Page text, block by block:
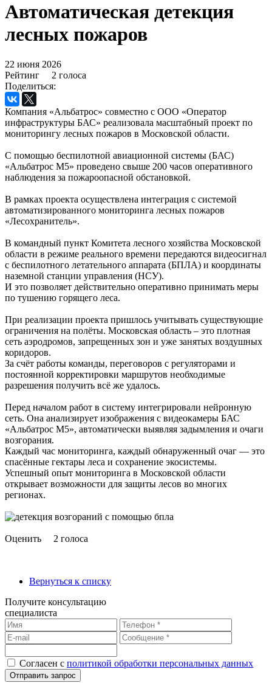
Автоматическая детекция
лесных пожаров
22 июня 2026
Рейтинг
2 голоса
Поделиться:
Компания «Альбатрос» совместно с ООО «Оператор
инфраструктуры БАС» реализовала масштабный проект по
мониторингу лесных пожаров в Московской области.
С помощью беспилотной авиационной системы (БАС)
«Альбатрос М5» проведено свыше 200 часов оперативного
наблюдения за пожароопасной обстановкой.
В рамках проекта осуществлена интеграция с системой
автоматизированного мониторинга лесных пожаров
«Лесохранитель».
В командный пункт Комитета лесного хозяйства Московской
области в режиме реального времени передаются видеосигнал
с беспилотного летательного аппарата (БПЛА) и координаты
наземной станции управления (НСУ).
И это позволяет действительно оперативно принимать меры
по тушению горящего леса.
При реализации проекта пришлось учитывать существующие
ограничения на полёты. Московская область – это плотная
сеть аэродромов, запрещенных зон и уже занятых воздушных
коридоров.
За счёт работы команды, переговоров с регуляторами и
постоянной корректировки маршрутов необходимые
разрешения получить всё же удалось.
Перед началом работ в систему интегрировали нейронную
сеть. Она анализирует изображения с видеокамеры БАС
«Альбатрос М5», автоматически выявляя задымления и очаги
возгорания.
Каждый час мониторинга, каждый обнаруженный очаг — это
спасённые гектары леса и сохранение экосистемы.
Успешный опыт мониторинга в Московской области
открывает возможности для защиты лесов во многих
регионах.
Оценить 2 голоса
Вернуться к списку
Получите консультацию
специалиста
Согласен с политикой обработки персональных данных